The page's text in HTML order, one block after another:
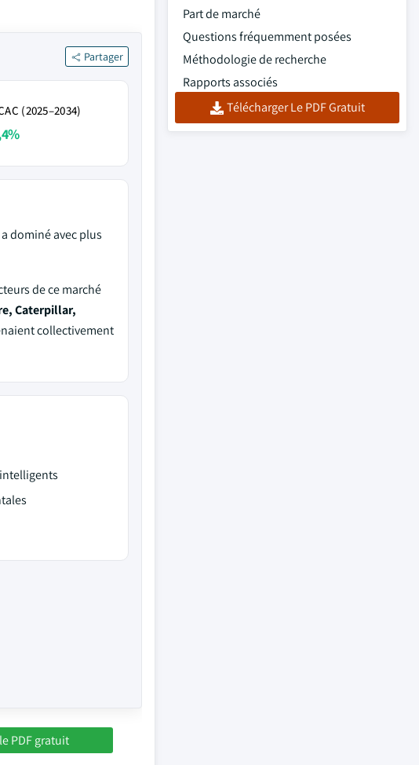
Partager
(2025–2034)
dominé avec plus
de ce marché
Caterpillar,
collectivement
PDF gratuit
Part de marché
Questions fréquemment posées
Méthodologie de recherche
Rapports associés
Télécharger Le PDF Gratuit